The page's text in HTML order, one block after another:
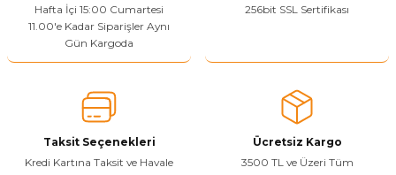
Ürün resmi kalitesiz, bozuk veya görüntülenemiyor.
Ürün açıklamasında eksik bilgiler bulunuyor.
Sitenize Pek Güvenemedim
Bu ürüne benzer farklı alternatifler olmalı.
Hafta İçi 15:00 Cumartesi
11.00'e Kadar Siparişler Aynı
Gün Kargoda
256bit SSL Sertifikası
Taksit Seçenekleri
Kredi Kartına Taksit ve Havale
Ücretsiz Kargo
3500 TL ve Üzeri Tüm